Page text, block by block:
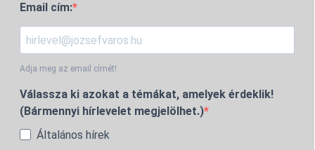
Email cím:
Adja meg az email címét!
Válassza ki azokat a témákat, amelyek érdeklik!
(Bármennyi hírlevelet megjelölhet.)
Általános hírek